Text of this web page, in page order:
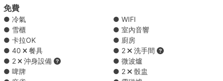
【王牌路線】維港 → 清水灣/ 南區/ 南丫島
泰式魚餅
THAI FISH CAKE(30 PCS)
莎樂美腸配蜜瓜
SALAMI AND MELON(20 PCS)
沙嗲豬串
SATAY PORK SKEWER(20 PCS)
水牛城雞翼
免費
● 冷氣
● WIFI
● 雪櫃
● 室內音響
● 卡拉OK
● 廚房
● 40
餐具 ● 2
洗手間
● 2
沖身設備
● 微波爐
● 啤牌
● 2
骰盅